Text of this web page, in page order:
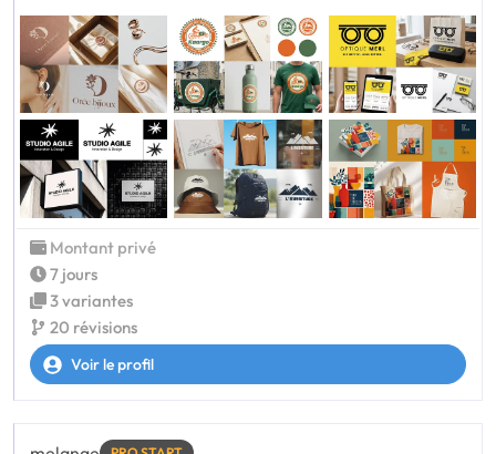
Montant privé
7 jours
3 variantes
20 révisions
Voir le profil